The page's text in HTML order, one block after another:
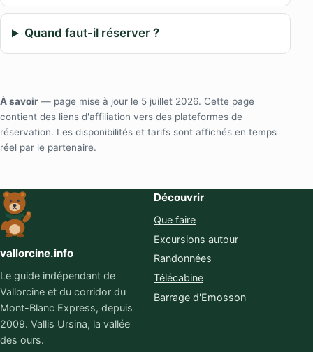
Quand faut-il réserver ?
À savoir — page mise à jour le 5 juillet 2026. Cette page
contient des liens d'affiliation vers des plateformes de
réservation. Les disponibilités et tarifs sont affichés en temps
réel par le partenaire.
vallorcine.info
Le guide indépendant de
Vallorcine et du corridor du
Mont-Blanc Express, depuis
2009. Vallis Ursina, la vallée
des ours.
Découvrir
Que faire
Excursions autour
Randonnées
Télécabine
Barrage d'Emosson